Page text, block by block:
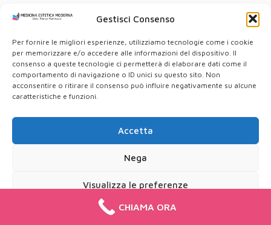
Gestisci Consenso
Per fornire le migliori esperienze, utilizziamo tecnologie come i cookie
per memorizzare e/o accedere alle informazioni del dispositivo. Il
consenso a queste tecnologie ci permetterà di elaborare dati come il
comportamento di navigazione o ID unici su questo sito. Non
acconsentire o ritirare il consenso può influire negativamente su alcune
caratteristiche e funzioni.
Accetta
Nega
Visualizza le preferenze
Cookie PolicyPrivacy Policy
CHIAMA ORA